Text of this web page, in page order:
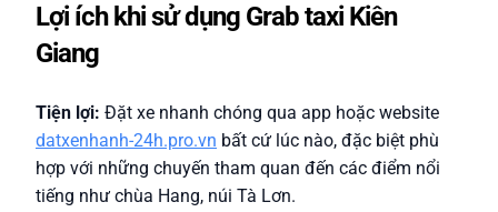
Lợi ích khi sử dụng Grab taxi Kiên
Giang
Tiện lợi: Đặt xe nhanh chóng qua app hoặc website
datxenhanh-24h.pro.vn bất cứ lúc nào, đặc biệt phù
hợp với những chuyến tham quan đến các điểm nổi
tiếng như chùa Hang, núi Tà Lơn.